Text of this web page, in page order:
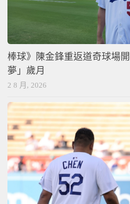
棒球》陳金鋒重返道奇球場
夢」歲月
2 8 月, 2026